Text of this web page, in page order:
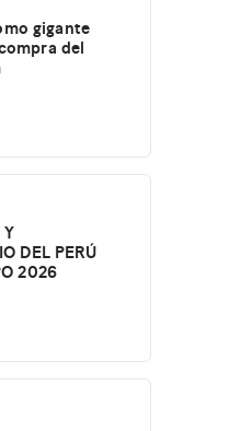
gigante
del
DEL PERÚ
2026